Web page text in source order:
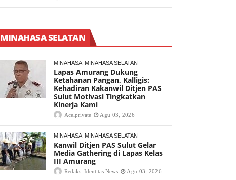
MINAHASA SELATAN
MINAHASA MINAHASA SELATAN
Lapas Amurang Dukung
Ketahanan Pangan, Kalligis:
Kehadiran Kakanwil Ditjen PAS
Sulut Motivasi Tingkatkan
Kinerja Kami
Acelprivate Agu 03, 2026
MINAHASA MINAHASA SELATAN
Kanwil Ditjen PAS Sulut Gelar
Media Gathering di Lapas Kelas
III Amurang
Redaksi Identitas News Agu 03, 2026